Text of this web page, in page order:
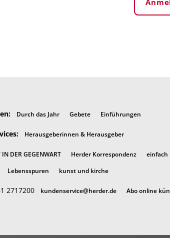
Durch das Jahr Gebete Einführungen
Herausgeberinnen & Herausgeber
IN DER GEGENWART Herder Korrespondenz einfach
Lebensspuren kunst und kirche
2717200 kundenservice@herder.de Abo online